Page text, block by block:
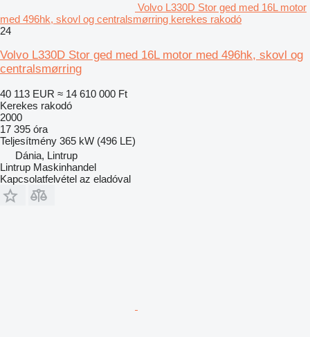
Volvo L330D Stor ged med 16L motor
med 496hk, skovl og centralsmørring kerekes rakodó
24
Volvo L330D Stor ged med 16L motor med 496hk, skovl og
centralsmørring
40 113 EUR ≈ 14 610 000 Ft
Kerekes rakodó
2000
17 395 óra
Teljesítmény 365 kW (496 LE)
Dánia, Lintrup
Lintrup Maskinhandel
Kapcsolatfelvétel az eladóval